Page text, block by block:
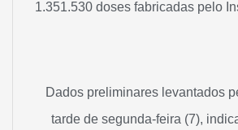
1.351.530 doses fabricadas pelo
Dados preliminares levantados
tarde de segunda-feira (7),